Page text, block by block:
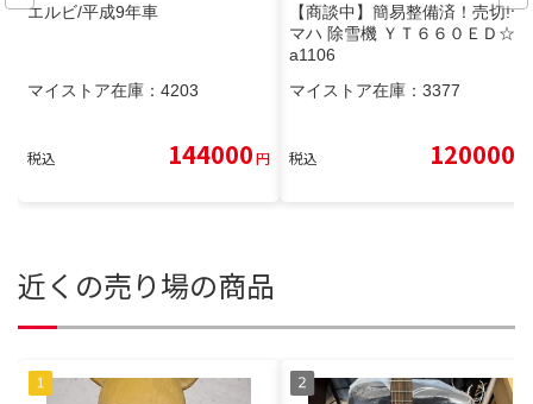
エルビ/平成9年車
マイストア在庫： 4203
税込 144000円
【商談中】簡易整備済！売切!ヤ
マハ 除雪機 ＹＴ６６０ＥＤ☆ar
a1106
マイストア在庫： 3377
税込 120000
近くの売り場の商品